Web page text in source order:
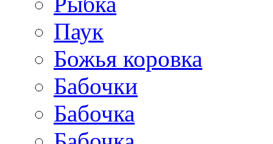
Паук
Божья коровка
Бабочки
Бабочка